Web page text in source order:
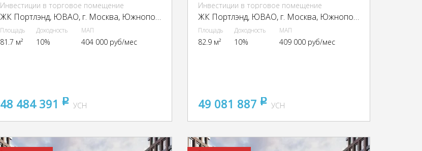
Инвестиции в торговое помещение
ЖК Портлэнд, ЮВАО, г. Москва, Южнопортовая ул., 42с5
Площадь
81.7 м²
Доходность
10%
МАП
404 000 руб/мес
48 484 391 pуб
УСН
Инвестиции в торговое помещение
ЖК Портлэнд, ЮВАО, г. Москва, Южнопортовая ул., 42с5
Площадь
82.9 м²
Доходность
10%
МАП
409 000 руб/мес
49 081 887 pуб
УСН